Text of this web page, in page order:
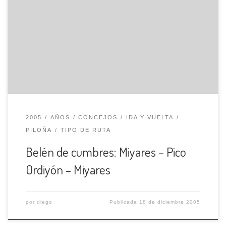
2005 AÑOS CONCEJOS IDA Y VUELTA
PILOÑA TIPO DE RUTA
Belén de cumbres: Miyares – Pico
Ordiyón – Miyares
por diego Publicada 18 de diciembre 2005